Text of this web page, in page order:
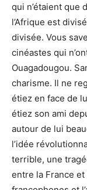
qui n’étaient que
l’Afrique est
divisée. Vous
cinéastes qui
Ouagadougou.
charisme. Il ne
étiez en face de
étiez son ami
autour de lui
l’idée
terrible, une
entre la France et